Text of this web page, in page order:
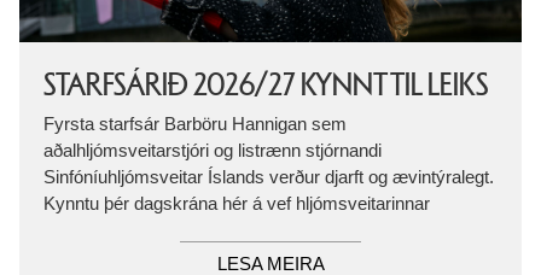
STARFSÁRIÐ 2026/27 KYNNT TIL LEIKS
Fyrsta starfsár Barböru Hannigan sem
aðalhljómsveitarstjóri og listrænn stjórnandi
Sinfóníuhljómsveitar Íslands verður djarft og ævintýralegt.
Kynntu þér dagskrána hér á vef hljómsveitarinnar
LESA MEIRA